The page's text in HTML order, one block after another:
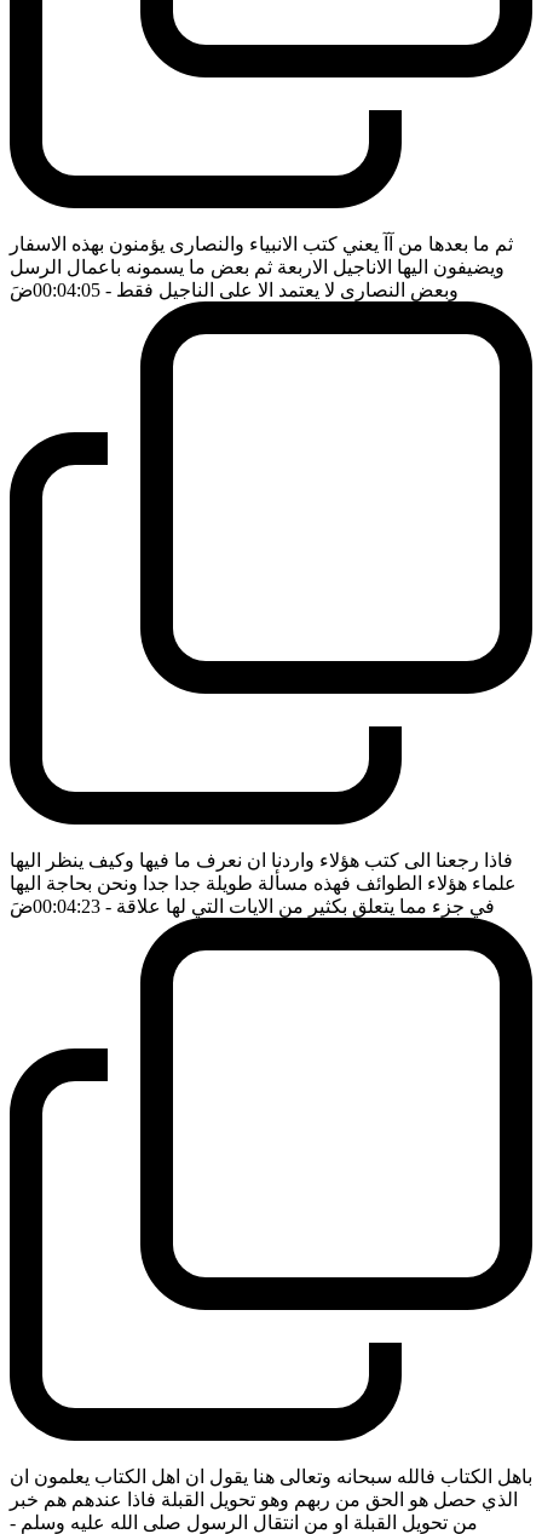
ثم ما بعدها من آآ يعني كتب الانبياء والنصارى يؤمنون بهذه الاسفار
ويضيفون اليها الاناجيل الاربعة ثم بعض ما يسمونه باعمال الرسل
وبعض النصارى لا يعتمد الا على الناجيل فقط - 00:04:05 ضَ
فاذا رجعنا الى كتب هؤلاء واردنا ان نعرف ما فيها وكيف ينظر اليها
علماء هؤلاء الطوائف فهذه مسألة طويلة جدا جدا ونحن بحاجة اليها
في جزء مما يتعلق بكثير من الايات التي لها علاقة - 00:04:23 ضَ
باهل الكتاب فالله سبحانه وتعالى هنا يقول ان اهل الكتاب يعلمون ان
الذي حصل هو الحق من ربهم وهو تحويل القبلة فاذا عندهم هم خبر
من تحويل القبلة او من انتقال الرسول صلى الله عليه وسلم -